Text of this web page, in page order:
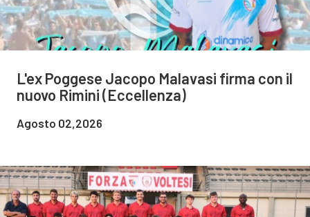
L'ex Poggese Jacopo Malavasi firma con il
nuovo Rimini (Eccellenza)
Agosto 02,2026